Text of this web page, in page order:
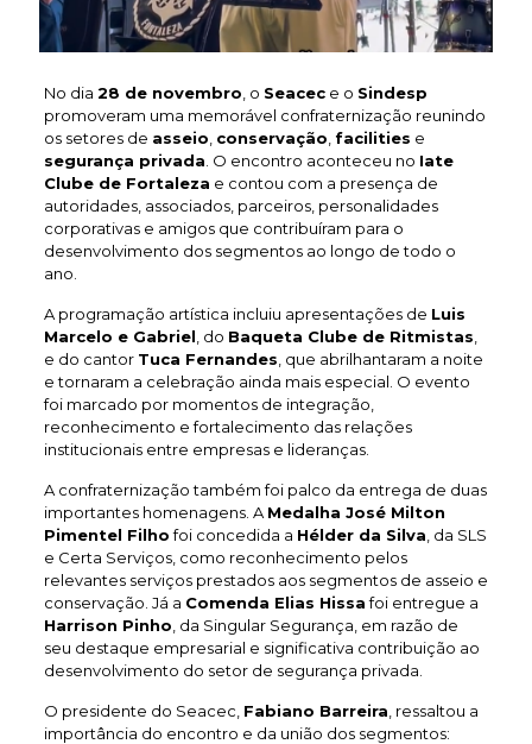
No dia 28 de novembro , o Seacece o Sindesp
promoveram uma memorável confraternização reunindo
os setores de asseio conservação facilities e
segurança privada . O encontro aconteceu no Iate
Clube de Fortaleza e contou com a presença de
autoridades, associados, parceiros, personalidades
corporativas e amigos que contribuíram para o
desenvolvimento dos segmentos ao longo de todo o
ano.
A programação artística incluiu apresentações de Luis
Marcelo e Gabriel , do Baqueta Clube de Ritmistas
e do cantor Tuca Fernandes , que abrilhantaram a noite
e tornaram a celebração ainda mais especial. O evento
foi marcado por momentos de integração,
reconhecimento e fortalecimento das relações
institucionais entre empresas e lideranças.
A confraternização também foi palco da entrega de duas
importantes homenagens. A Medalha José Milton
Pimentel Filhofoi concedida a Hélder da Silva , da SLS
e Certa Serviços, como reconhecimento pelos
relevantes serviços prestados aos segmentos de asseio e
conservação. Já a Comenda Elias Hissafoi entregue a
Harrison Pinho , da Singular Segurança, em razão de
seu destaque empresarial e significativa contribuição ao
desenvolvimento do setor de segurança privada.
O presidente do Seacec, Fabiano Barreira , ressaltou a
importância do encontro e da união dos segmentos: